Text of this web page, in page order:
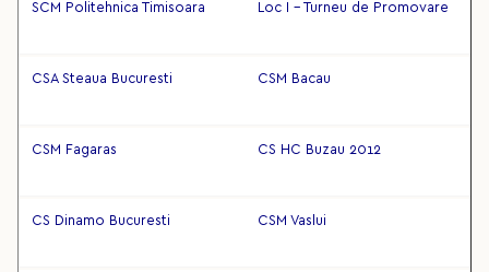
SCM Politehnica Timisoara Loc I - Turneu de Promovare
CSA Steaua Bucuresti CSM Bacau
CSM Fagaras CS HC Buzau 2012
CS Dinamo Bucuresti CSM Vaslui